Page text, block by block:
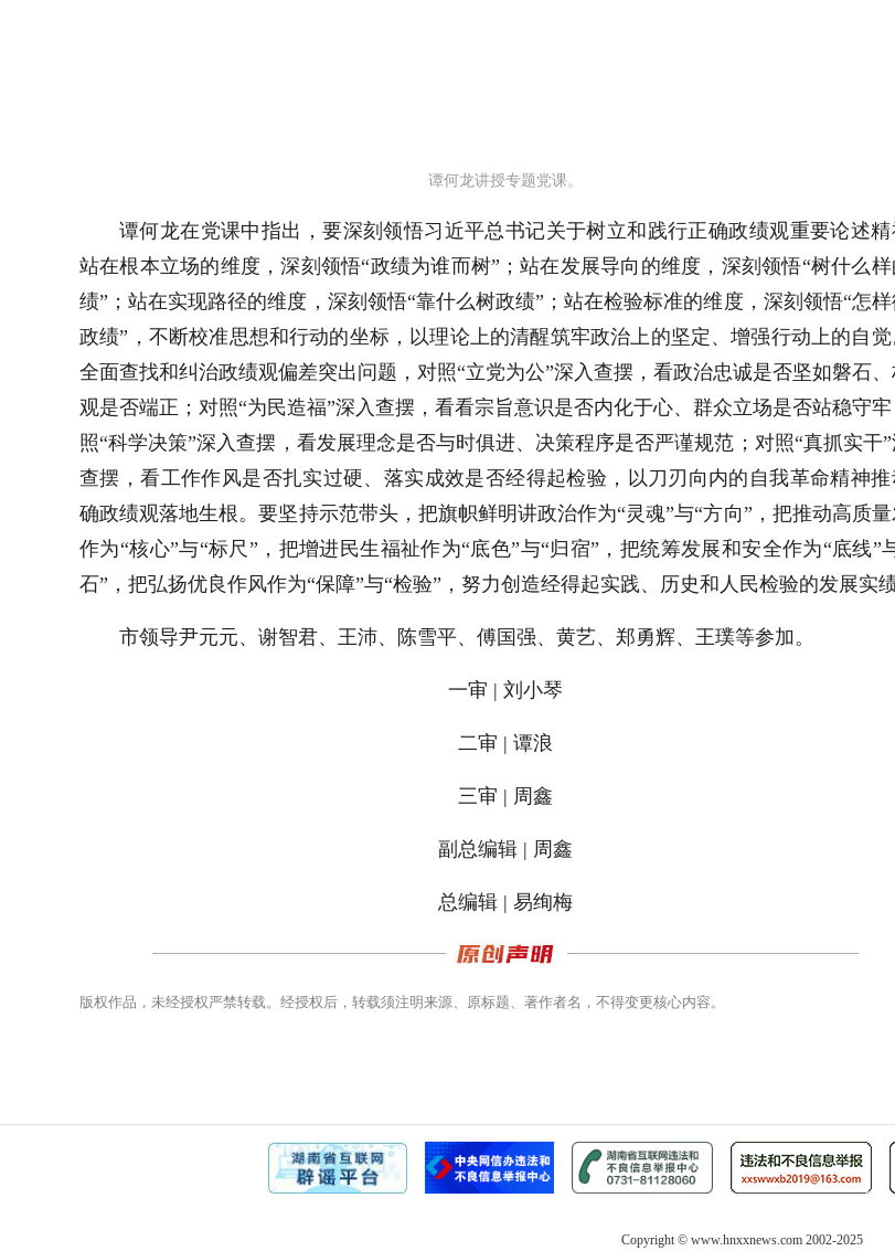
谭何龙讲授专题党课。
谭何龙在党课中指出，要深刻领悟习近平总书记关于树立和践行正确政绩观重要论述精
站在根本立场的维度，深刻领悟“政绩为谁而树”；站在发展导向的维度，深刻领悟“树什么样
绩”；站在实现路径的维度，深刻领悟“靠什么树政绩”；站在检验标准的维度，深刻领悟“怎
政绩”，不断校准思想和行动的坐标，以理论上的清醒筑牢政治上的坚定、增强行动上的自
全面查找和纠治政绩观偏差突出问题，对照“立党为公”深入查摆，看政治忠诚是否坚如磐石、
观是否端正；对照“为民造福”深入查摆，看看宗旨意识是否内化于心、群众立场是否站稳守
照“科学决策”深入查摆，看发展理念是否与时俱进、决策程序是否严谨规范；对照“真抓实干”
查摆，看工作作风是否扎实过硬、落实成效是否经得起检验，以刀刃向内的自我革命精神推
确政绩观落地生根。要坚持示范带头，把旗帜鲜明讲政治作为“灵魂”与“方向”，把推动高质
作为“核心”与“标尺”，把增进民生福祉作为“底色”与“归宿”，把统筹发展和安全作为“底线”
石”，把弘扬优良作风作为“保障”与“检验”，努力创造经得起实践、历史和人民检验的发展实绩
市领导尹元元、谢智君、王沛、陈雪平、傅国强、黄艺、郑勇辉、王璞等参加。
一审 | 刘小琴
二审 | 谭浪
三审 | 周鑫
副总编辑 | 周鑫
总编辑 | 易绚梅
版权作品，未经授权严禁转载。经授权后，转载须注明来源、原标题、著作者名，不得变更核心内容。
Copyright © www.hnxxnews.com2002-2025